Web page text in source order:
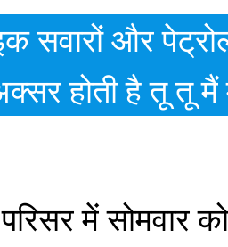
सवारों और
होती है तू तू मैं
में सोमवार